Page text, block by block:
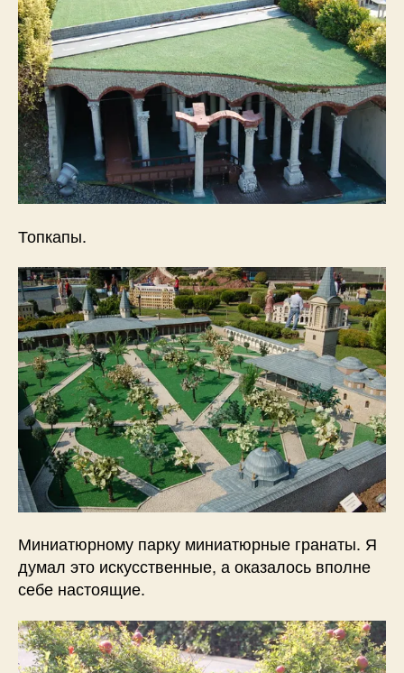
Топкапы.
Миниатюрному парку миниатюрные гранаты. Я
думал это искусственные, а оказалось вполне
себе настоящие.